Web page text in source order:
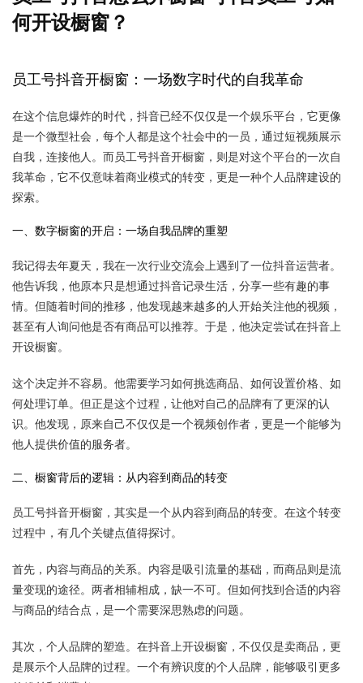
何开设橱窗？
员工号抖音开橱窗：一场数字时代的自我革命
在这个信息爆炸的时代，抖音已经不仅仅是一个娱乐平台，它更像
是一个微型社会，每个人都是这个社会中的一员，通过短视频展示
自我，连接他人。而员工号抖音开橱窗，则是对这个平台的一次自
我革命，它不仅意味着商业模式的转变，更是一种个人品牌建设的
探索。
一、数字橱窗的开启：一场自我品牌的重塑
我记得去年夏天，我在一次行业交流会上遇到了一位抖音运营者。
他告诉我，他原本只是想通过抖音记录生活，分享一些有趣的事
情。但随着时间的推移，他发现越来越多的人开始关注他的视频，
甚至有人询问他是否有商品可以推荐。于是，他决定尝试在抖音上
开设橱窗。
这个决定并不容易。他需要学习如何挑选商品、如何设置价格、如
何处理订单。但正是这个过程，让他对自己的品牌有了更深的认
识。他发现，原来自己不仅仅是一个视频创作者，更是一个能够为
他人提供价值的服务者。
二、橱窗背后的逻辑：从内容到商品的转变
员工号抖音开橱窗，其实是一个从内容到商品的转变。在这个转变
过程中，有几个关键点值得探讨。
首先，内容与商品的关系。内容是吸引流量的基础，而商品则是流
量变现的途径。两者相辅相成，缺一不可。但如何找到合适的内容
与商品的结合点，是一个需要深思熟虑的问题。
其次，个人品牌的塑造。在抖音上开设橱窗，不仅仅是卖商品，更
是展示个人品牌的过程。一个有辨识度的个人品牌，能够吸引更多